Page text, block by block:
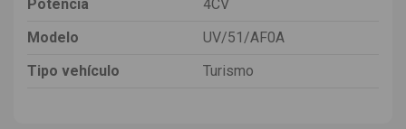
Potencia
4CV
Modelo
UV/51/AF0A
Tipo vehículo
Turismo